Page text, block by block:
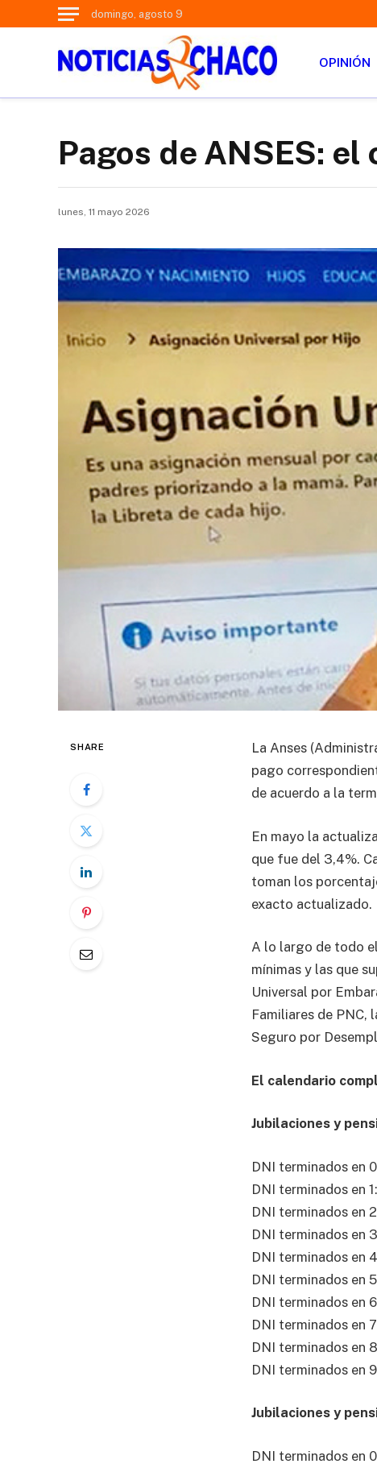
domingo, agosto 9
OPINIÓN
Pagos de ANSES:
lunes, 11 mayo 2026
SHARE
La Anses
pago
de acuerdo a la
En mayo la
que fue del 3,4%.
toman los
exacto actualizado.
A lo largo de todo
mínimas y las que
Universal por
Familiares de PNC,
Seguro por
El calendario
Jubilaciones y
DNI terminados en
DNI terminados en
DNI terminados en
DNI terminados en
DNI terminados en
DNI terminados en
DNI terminados en
DNI terminados en
DNI terminados en
DNI terminados en
Jubilaciones y
DNI terminados en